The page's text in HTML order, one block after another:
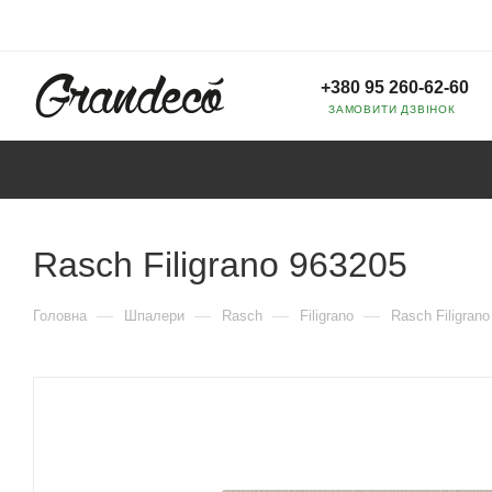
+380 95 260-62-60
ЗАМОВИТИ ДЗВІНОК
Rasch Filigrano 963205
Головна — Шпалери — Rasch — Filigrano — Rasch